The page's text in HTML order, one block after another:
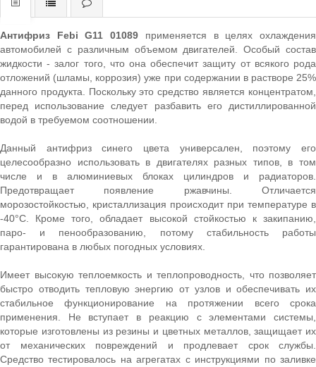
Антифриз Febi G11 01089 применяется в целях охлаждения
автомобилей с различным объемом двигателей. Особый состав
жидкости - залог того, что она обеспечит защиту от всякого рода
отложений (шламы, коррозия) уже при содержании в растворе 25%
данного продукта. Поскольку это средство является концентратом,
перед использование следует разбавить его дистиллированной
водой в требуемом соотношении.
Данный антифриз синего цвета универсален, поэтому его
целесообразно использовать в двигателях разных типов, в том
числе и в алюминиевых блоках цилиндров и радиаторов.
Предотвращает появление ржавчины. Отличается
морозостойкостью, кристаллизация происходит при температуре в
-40°С. Кроме того, обладает высокой стойкостью к закипанию,
паро- и пенообразованию, потому стабильность работы
гарантирована в любых погодных условиях.
Имеет высокую теплоемкость и теплопроводность, что позволяет
быстро отводить тепловую энергию от узлов и обеспечивать их
стабильное функционирование на протяжении всего срока
применения. Не вступает в реакцию с элементами системы,
которые изготовлены из резины и цветных металлов, защищает их
от механических повреждений и продлевает срок службы.
Средство тестировалось на агрегатах с инструкциями по заливке